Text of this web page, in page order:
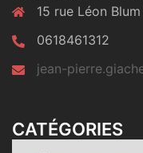
15 rue Léon
0618461312
jean-
CATÉGORIES